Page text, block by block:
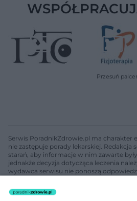
Serwis PoradnikZdrowie.pl ma charakter
nie zastępuje porady lekarskiej. Redakcja
starań, aby informacje w nim zawarte
jednakże decyzja dotycząca leczenia
wydawca serwisu nie ponoszą
nie prowadzi działalności leczniczej
świadczeń zdrowotnych w rozumieniu art.